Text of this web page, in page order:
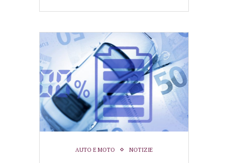
AUTO E MOTO NOTIZIE